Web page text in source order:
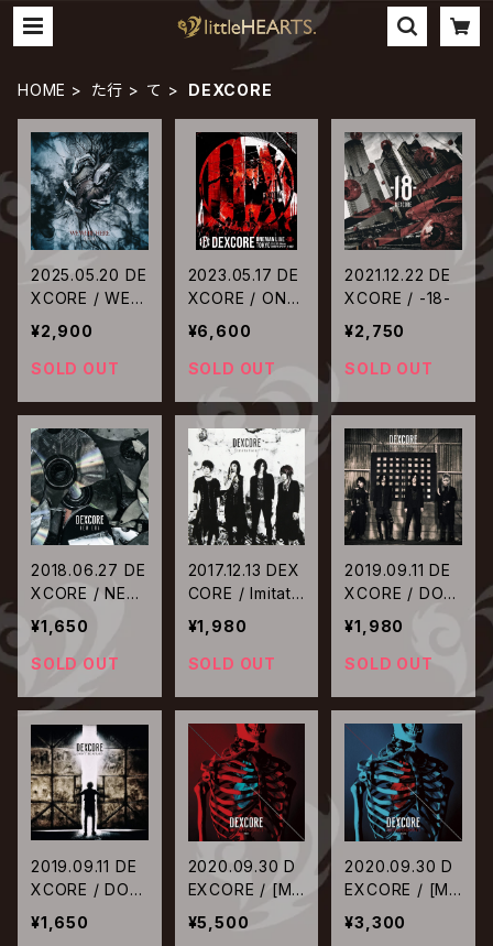
HOME た行 て DEXCORE
2025.05.20 DE
XCORE / WE
WERE HERE
¥2,900
SOLD OUT
2023.05.17 DE
XCORE / ONE
MAN LIVE -18-
TOKYO
¥6,600
SOLD OUT
2021.12.22 DE
XCORE / -18-
¥2,750
SOLD OUT
2018.06.27 DE
XCORE / NEW
ERA【通常盤】
¥1,650
SOLD OUT
2017.12.13 DEX
CORE / Imitati
on【初回限定
盤】
¥1,980
SOLD OUT
2019.09.11 DE
XCORE / DO
N’T BE AFRAI
D【初回限定盤】
¥1,980
SOLD OUT
2019.09.11 DE
XCORE / DO
N’T BE AFRAI
D【通常盤】
¥1,650
2020.09.30 D
EXCORE / [ME
TEMPSYCHOS
IS.] -RED-
¥5,500
2020.09.30 D
EXCORE / [ME
TEMPSYCHOS
IS.] -BLUE-
¥3,300